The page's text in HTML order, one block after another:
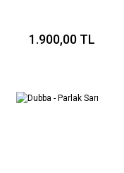
1.900,00 TL